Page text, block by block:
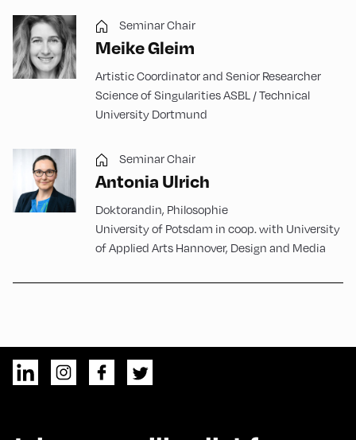
Seminar Chair
Meike Gleim
Artistic Coordinator and Senior Researcher
Science of Singularities ASBL / Technical
University Dortmund
Seminar Chair
Antonia Ulrich
Doktorandin, Philosophie
University of Potsdam in coop. with University
of Applied Arts Hannover, Design and Media